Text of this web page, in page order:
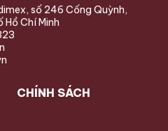
số 246 Cống Quỳnh,
Hồ Chí Minh
CHÍNH SÁCH